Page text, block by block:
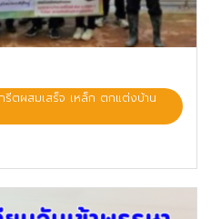
ตผสมเสร็จ เหล็ก ตกแต่งบ้าน